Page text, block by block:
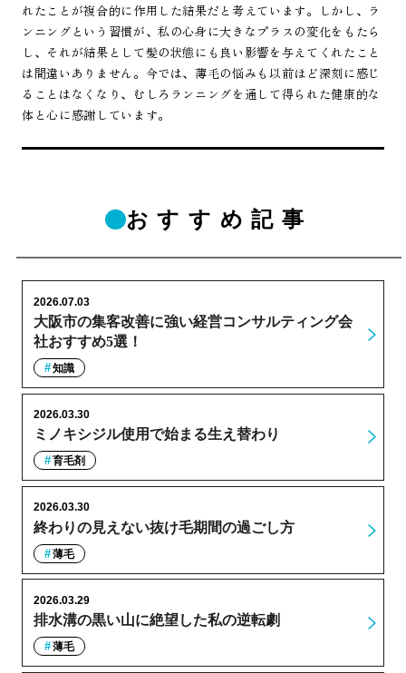
れたことが複合的に作用した結果だと考えています。しかし、ラ
ンニングという習慣が、私の心身に大きなプラスの変化をもたら
し、それが結果として髪の状態にも良い影響を与えてくれたこと
は間違いありません。今では、薄毛の悩みも以前ほど深刻に感じ
ることはなくなり、むしろランニングを通して得られた健康的な
体と心に感謝しています。
おすすめ記事
大阪市の集客改善に強い経営コンサルティング会
社おすすめ5選！
2026.07.03
知識
ミノキシジル使用で始まる生え替わり
2026.03.30
育毛剤
終わりの見えない抜け毛期間の過ごし方
2026.03.30
薄毛
排水溝の黒い山に絶望した私の逆転劇
2026.03.29
薄毛